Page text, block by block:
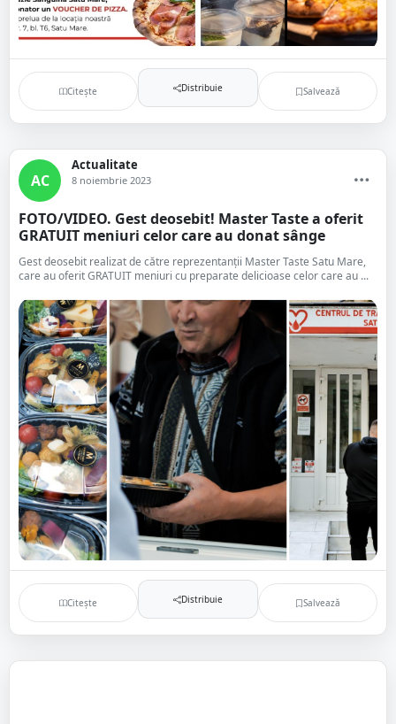
Citește Distribuie Salvează
AC
Actualitate
8 noiembrie 2023
FOTO/VIDEO. Gest deosebit! Master Taste a oferit
GRATUIT meniuri celor care au donat sânge
Gest deosebit realizat de către reprezentanții Master Taste Satu Mare,
care au oferit GRATUIT meniuri cu preparate delicioase celor care au ...
Citește Distribuie Salvează